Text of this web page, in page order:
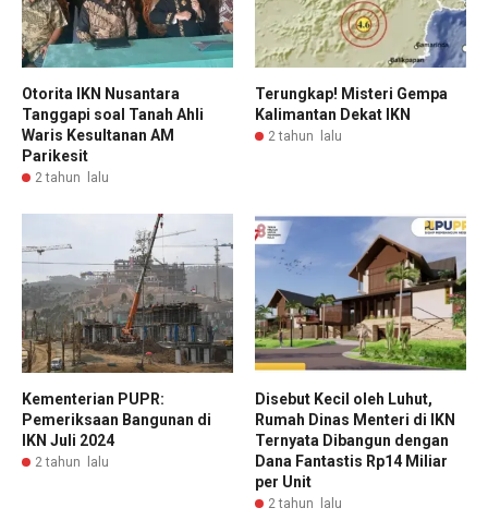
Otorita IKN Nusantara
Tanggapi soal Tanah Ahli
Waris Kesultanan AM
Parikesit
2 tahun lalu
Terungkap! Misteri Gempa
Kalimantan Dekat IKN
2 tahun lalu
Kementerian PUPR:
Pemeriksaan Bangunan di
IKN Juli 2024
2 tahun lalu
Disebut Kecil oleh Luhut,
Rumah Dinas Menteri di IKN
Ternyata Dibangun dengan
Dana Fantastis Rp14 Miliar
per Unit
2 tahun lalu